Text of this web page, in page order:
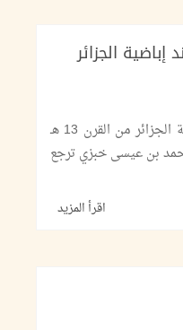
الجزائر
اتجاهات التفسير ومناهجه عند إباضية الجزائر من القرن 13 هـ
بنت محمد بن عيسى خبزي ترجع
اقرأ المزيد